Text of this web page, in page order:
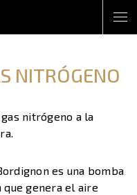
NITRÓGENO
nitrógeno a la
es una bomba
genera el aire